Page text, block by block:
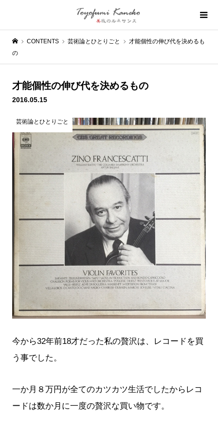
CONTENTS 芸術論とひとりごと
才能個性の伸び代を決めるも
の
才能個性の伸び代を決めるもの
2016.05.15
芸術論とひとりごと
今から32年前18才だった私の贅沢は、レコードを買
う事でした。
一か月８万円が全てのカツカツ生活でしたからレコ
ードは数か月に一度の贅沢な買い物です。